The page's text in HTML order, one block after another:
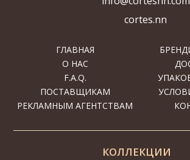
ГЛАВНАЯ
О НАС
F.A.Q.
ПОСТАВЩИКАМ
РЕКЛАМНЫМ АГЕНТСТВАМ
КОЛЛЕКЦИИ
cortes.nn